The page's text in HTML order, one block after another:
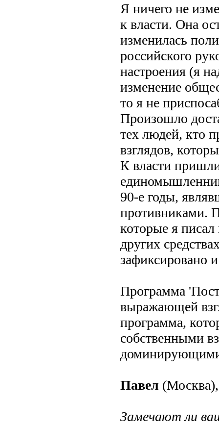
Я ничего не
к власти. Она
изменилась
российского
настроения (я
изменение
то я не
Произошло
тех людей, кто
взглядов,
К власти
90-е годы,
противниками.
которые я писал
других
зафиксировано
Программа
выражающей
программа,
собственными
Павел
Замечают ли